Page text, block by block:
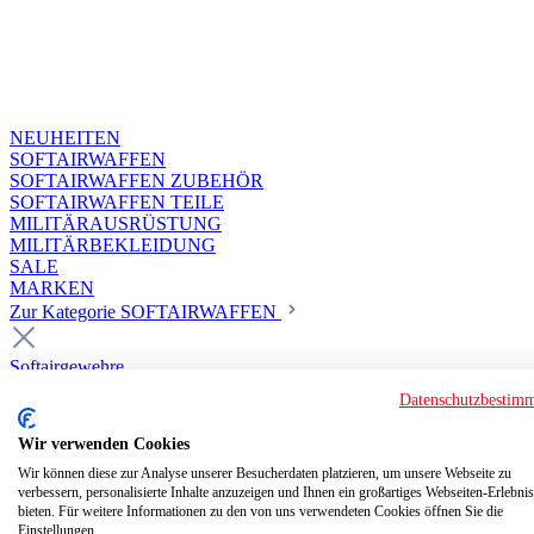
NEUHEITEN
SOFTAIRWAFFEN
SOFTAIRWAFFEN ZUBEHÖR
SOFTAIRWAFFEN TEILE
MILITÄRAUSRÜSTUNG
MILITÄRBEKLEIDUNG
SALE
MARKEN
Zur Kategorie SOFTAIRWAFFEN
Softairgewehre
Deluxe Custom Guns ab 18
Softair elektrisch ab 18
Softair elektrisch ab 14
Softair gasbetrieben ab 18
Softair HPA Luftdruck ab 18
Historische Softairwaffen
Wir verwenden Cookies
Wir können diese zur Analyse unserer Besucherdaten platzieren, um unsere Webseite zu
verbessern, personalisierte Inhalte anzuzeigen und Ihnen ein großartiges Webseiten-
bieten. Für weitere Informationen zu den von uns verwendeten Cookies öffnen Sie die
Einstellungen.